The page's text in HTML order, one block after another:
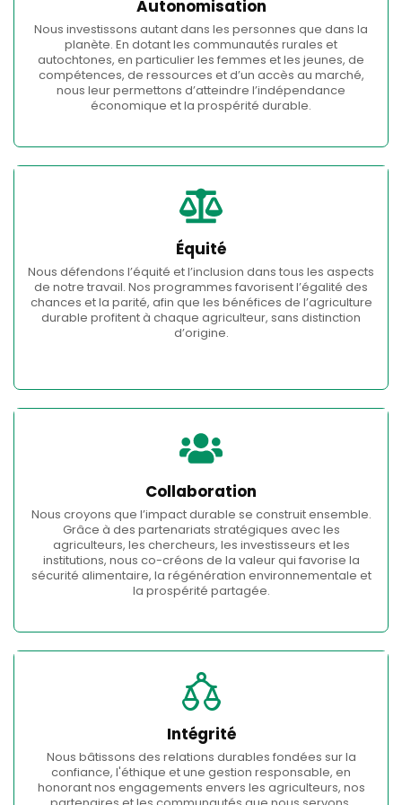
Autonomisation
Nous investissons autant dans les personnes que dans la
planète. En dotant les communautés rurales et
autochtones, en particulier les femmes et les jeunes, de
compétences, de ressources et d’un accès au marché,
nous leur permettons d’atteindre l’indépendance
économique et la prospérité durable.
Équité
Nous défendons l’équité et l’inclusion dans tous les aspects
de notre travail. Nos programmes favorisent l’égalité des
chances et la parité, afin que les bénéfices de l’agriculture
durable profitent à chaque agriculteur, sans distinction
d’origine.
Collaboration
Nous croyons que l’impact durable se construit ensemble.
Grâce à des partenariats stratégiques avec les
agriculteurs, les chercheurs, les investisseurs et les
institutions, nous co-créons de la valeur qui favorise la
sécurité alimentaire, la régénération environnementale et
la prospérité partagée.
Intégrité
Nous bâtissons des relations durables fondées sur la
confiance, l'éthique et une gestion responsable, en
honorant nos engagements envers les agriculteurs, nos